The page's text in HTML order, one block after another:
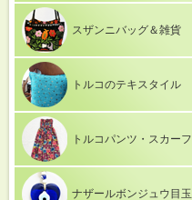
スザンニバッグ＆雑貨
トルコのテキスタイル
トルコパンツ・スカーフ
ナザールボンジュウ目玉